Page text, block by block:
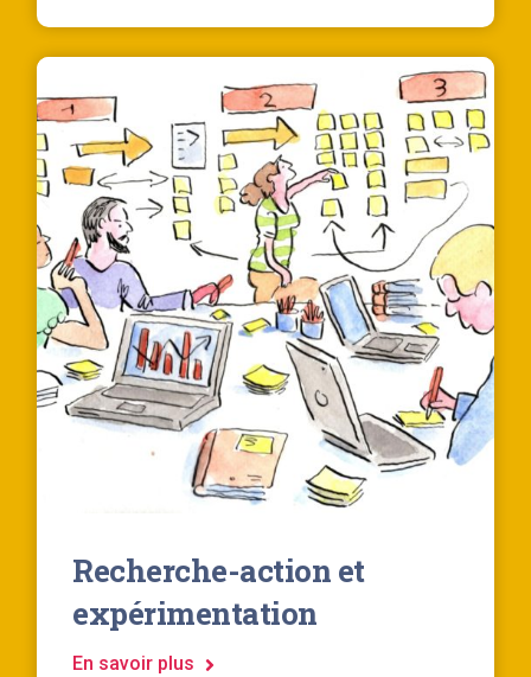
Recherche-action et
expérimentation
En savoir plus